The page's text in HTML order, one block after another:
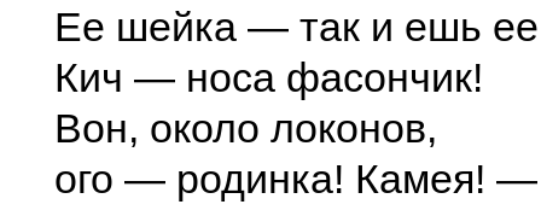
Ее шейка — так и ешь
Кич — носа фасончик!
Вон, около локонов,
ого — родинка! Камея!